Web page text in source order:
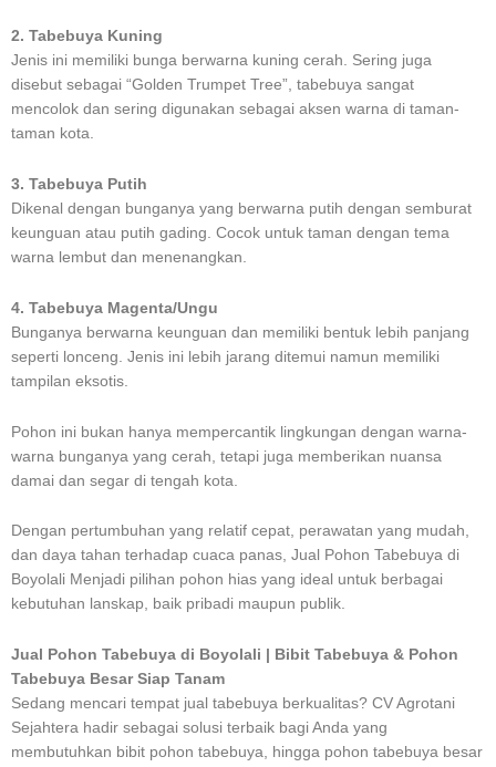
2. Tabebuya Kuning
Jenis ini memiliki bunga berwarna kuning cerah. Sering juga
disebut sebagai “Golden Trumpet Tree”, tabebuya sangat
mencolok dan sering digunakan sebagai aksen warna di taman-
taman kota.
3. Tabebuya Putih
Dikenal dengan bunganya yang berwarna putih dengan semburat
keunguan atau putih gading. Cocok untuk taman dengan tema
warna lembut dan menenangkan.
4. Tabebuya Magenta/Ungu
Bunganya berwarna keunguan dan memiliki bentuk lebih panjang
seperti lonceng. Jenis ini lebih jarang ditemui namun memiliki
tampilan eksotis.
Pohon ini bukan hanya mempercantik lingkungan dengan warna-
warna bunganya yang cerah, tetapi juga memberikan nuansa
damai dan segar di tengah kota.
Dengan pertumbuhan yang relatif cepat, perawatan yang mudah,
dan daya tahan terhadap cuaca panas, Jual Pohon Tabebuya di
Boyolali Menjadi pilihan pohon hias yang ideal untuk berbagai
kebutuhan lanskap, baik pribadi maupun publik.
Jual Pohon Tabebuya di Boyolali | Bibit Tabebuya & Pohon
Tabebuya Besar Siap Tanam
Sedang mencari tempat jual tabebuya berkualitas? CV Agrotani
Sejahtera hadir sebagai solusi terbaik bagi Anda yang
membutuhkan bibit pohon tabebuya, hingga pohon tabebuya besar